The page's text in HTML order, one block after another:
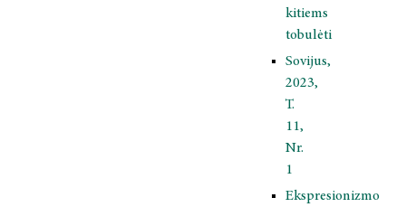
kitiems
tobulėti
Sovijus,
2023,
T.
11,
Nr.
1
Ekspresionizmo